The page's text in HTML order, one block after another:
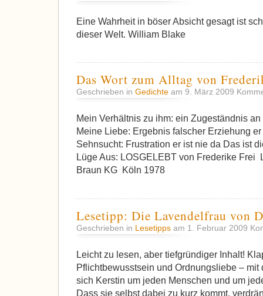
Eine Wahrheit in böser Absicht gesagt ist
dieser Welt. William Blake
Das Wort zum Alltag von
Geschrieben in Gedichte am 9. März 2009
Mein Verhältnis zu ihm: ein Zugeständnis
Meine Liebe: Ergebnis falscher Erziehung
Sehnsucht: Frustration er ist nie da Das ist
Lüge Aus: LOSGELEBT von Frederike Frei
Braun KG Köln 1978
Lesetipp: Die Lavendelfrau von
Geschrieben in Lesetipps am 1. Februar 2009
Leicht zu lesen, aber tiefgründiger Inhalt!
Pflichtbewusstsein und Ordnungsliebe – mit
sich Kerstin um jeden Menschen und um
Dass sie selbst dabei zu kurz kommt,